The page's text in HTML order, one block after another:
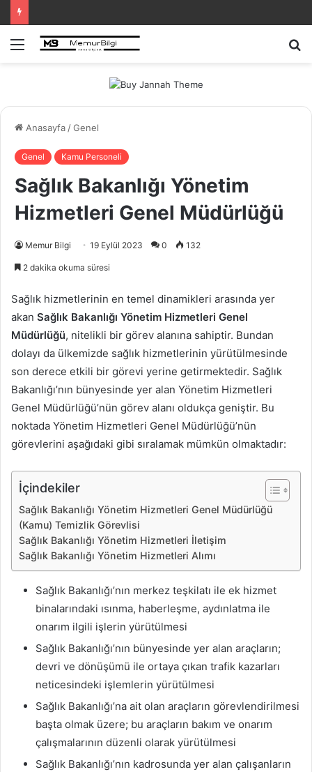
Menü
Anasayfa /Genel
Genel Kamu Personeli
Sağlık Bakanlığı Yönetim
Hizmetleri Genel Müdürlüğü
Memur Bilgi 19 Eylül 2023 0 132
2 dakika okuma süresi
Sağlık hizmetlerinin en temel dinamikleri arasında yer
akan Sağlık Bakanlığı Yönetim Hizmetleri Genel
Müdürlüğü, nitelikli bir görev alanına sahiptir. Bundan
dolayı da ülkemizde sağlık hizmetlerinin yürütülmesinde
son derece etkili bir görevi yerine getirmektedir. Sağlık
Bakanlığı’nın bünyesinde yer alan Yönetim Hizmetleri
Genel Müdürlüğü’nün görev alanı oldukça geniştir. Bu
noktada Yönetim Hizmetleri Genel Müdürlüğü’nün
görevlerini aşağıdaki gibi sıralamak mümkün olmaktadır:
İçindekiler
Sağlık Bakanlığı Yönetim Hizmetleri Genel Müdürlüğü
(Kamu) Temizlik Görevlisi
Sağlık Bakanlığı Yönetim Hizmetleri İletişim
Sağlık Bakanlığı Yönetim Hizmetleri Alımı
Sağlık Bakanlığı’nın merkez teşkilatı ile ek hizmet
binalarındaki ısınma, haberleşme, aydınlatma ile
onarım ilgili işlerin yürütülmesi
Sağlık Bakanlığı’nın bünyesinde yer alan araçların;
devri ve dönüşümü ile ortaya çıkan trafik kazarları
neticesindeki işlemlerin yürütülmesi
Sağlık Bakanlığı’na ait olan araçların görevlendirilmesi
başta olmak üzere; bu araçların bakım ve onarım
çalışmalarının düzenli olarak yürütülmesi
Sağlık Bakanlığı’nın kadrosunda yer alan çalışanların